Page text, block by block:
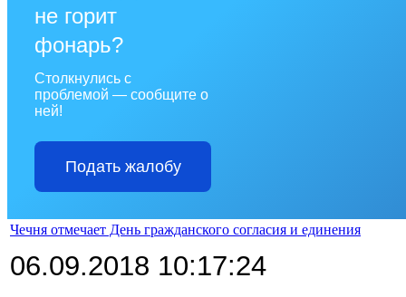
не горит
фонарь?
Столкнулись с
проблемой — сообщите о
ней!
Подать жалобу
Чечня отмечает День гражданского согласия и единения
06.09.2018 10:17:24